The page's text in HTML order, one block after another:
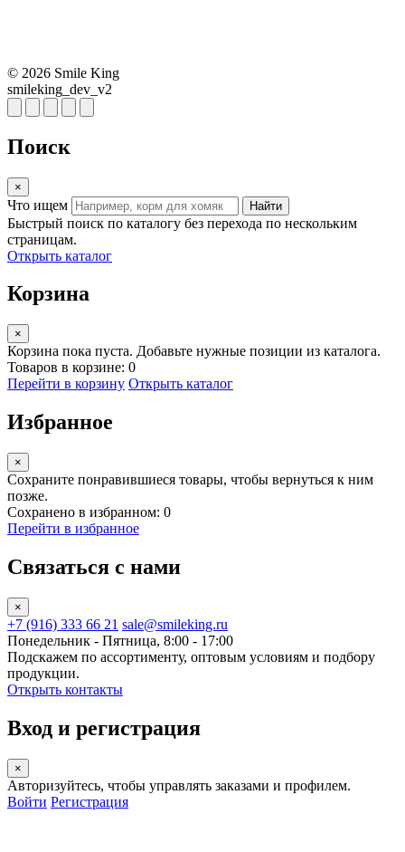
© 2026 Smile King
smileking_dev_v2
Поиск
×
Что ищем Найти
Быстрый поиск по каталогу без перехода по нескольким
страницам.
Открыть каталог
Корзина
×
Корзина пока пуста. Добавьте нужные позиции из каталога.
Товаров в корзине: 0
Перейти в корзину Открыть каталог
Избранное
×
Сохраните понравившиеся товары, чтобы вернуться к ним
позже.
Сохранено в избранном: 0
Перейти в избранное
Связаться с нами
×
+7 (916) 333 66 21 sale@smileking.ru
Понедельник - Пятница, 8:00 - 17:00
Подскажем по ассортименту, оптовым условиям и подбору
продукции.
Открыть контакты
Вход и регистрация
×
Авторизуйтесь, чтобы управлять заказами и профилем.
Войти Регистрация